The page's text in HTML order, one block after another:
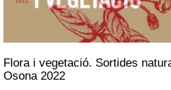
Flora i vegetació. Sortides
Osona 2022